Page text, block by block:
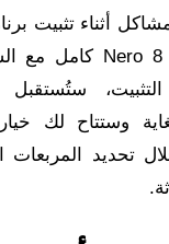
وستتاح لك
تحديد المربعات